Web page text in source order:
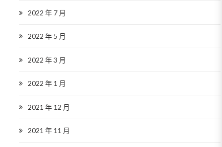
2022 年 7 月
2022 年 5 月
2022 年 3 月
2022 年 1 月
2021 年 12 月
2021 年 11 月